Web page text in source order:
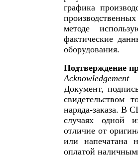
графика
методе
фактические
оборудования.
Подтверждение
Acknowledgement
Документ,
свидетельством
наряда-заказа. В
случаях одной
отличие от
или напечатана
оплатой